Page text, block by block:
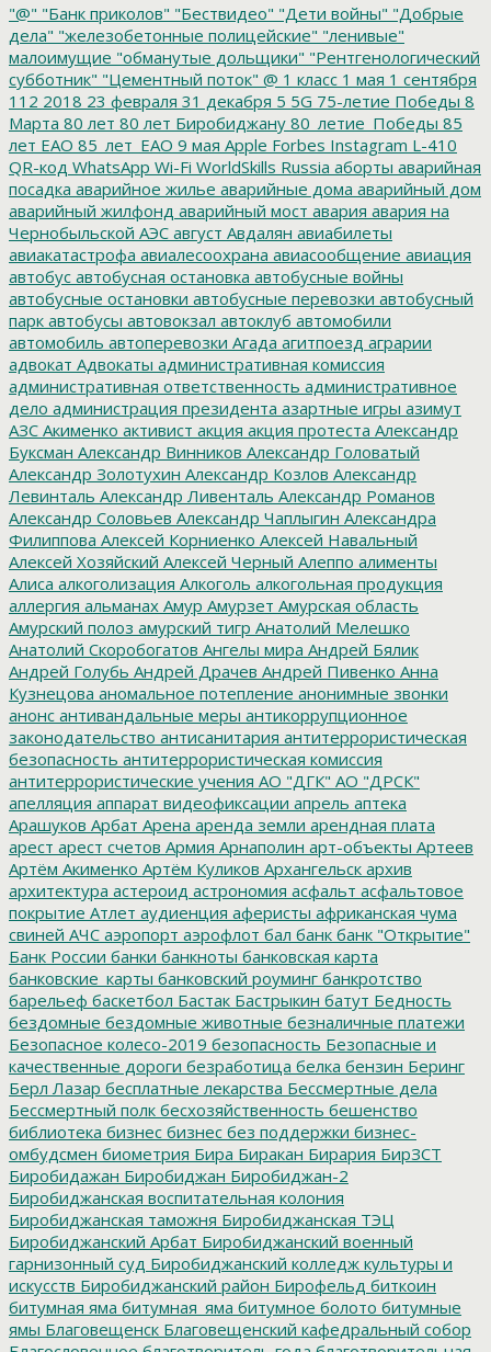
"@" "Банк приколов" "Бествидео" "Дети войны" "Добрые
дела" "железобетонные полицейские" "ленивые"
малоимущие "обманутые дольщики" "Рентгенологический
субботник" "Цементный поток" @ 1 класс 1 мая 1 сентября
112 2018 23 февраля 31 декабря 5 5G 75-летие Победы 8
Марта 80 лет 80 лет Биробиджану 80_летие_Победы 85
лет ЕАО 85_лет_ЕАО 9 мая Apple Forbes Instagram L-410
QR-код WhatsApp Wi-Fi WorldSkills Russia аборты аварийная
посадка аварийное жилье аварийные дома аварийный дом
аварийный жилфонд аварийный мост авария авария на
Чернобыльской АЭС август Авдалян авиабилеты
авиакатастрофа авиалесоохрана авиасообщение авиация
автобус автобусная остановка автобусные войны
автобусные остановки автобусные перевозки автобусный
парк автобусы автовокзал автоклуб автомобили
автомобиль автоперевозки Агада агитпоезд аграрии
адвокат Адвокаты административная комиссия
административная ответственность административное
дело администрация президента азартные игры азимут
АЗС Акименко активист акция акция протеста Александр
Буксман Александр Винников Александр Головатый
Александр Золотухин Александр Козлов Александр
Левинталь Александр Ливенталь Александр Романов
Александр Соловьев Александр Чаплыгин Александра
Филиппова Алексей Корниенко Алексей Навальный
Алексей Хозяйский Алексей Черный Алеппо алименты
Алиса алкоголизация Алкоголь алкогольная продукция
аллергия альманах Амур Амурзет Амурская область
Амурский полоз амурский тигр Анатолий Мелешко
Анатолий Скоробогатов Ангелы мира Андрей Бялик
Андрей Голубь Андрей Драчев Андрей Пивенко Анна
Кузнецова аномальное потепление анонимные звонки
анонс антивандальные меры антикоррупционное
законодательство антисанитария антитеррористическая
безопасность антитеррористическая комиссия
антитеррористические учения АО "ДГК" АО "ДРСК"
апелляция аппарат видеофиксации апрель аптека
Арашуков Арбат Арена аренда земли арендная плата
арест арест счетов Армия Арнаполин арт-объекты Артеев
Артём Акименко Артём Куликов Архангельск архив
архитектура астероид астрономия асфальт асфальтовое
покрытие Атлет аудиенция аферисты африканская чума
свиней АЧС аэропорт аэрофлот бал банк банк "Открытие"
Банк России банки банкноты банковская карта
банковские_карты банковский роуминг банкротство
барельеф баскетбол Бастак Бастрыкин батут Бедность
бездомные бездомные животные безналичные платежи
Безопасное колесо-2019 безопасность Безопасные и
качественные дороги безработица белка бензин Беринг
Берл Лазар бесплатные лекарства Бессмертные дела
Бессмертный полк бесхозяйственность бешенство
библиотека бизнес бизнес без поддержки бизнес-
омбудсмен биометрия Бира Биракан Бирария БирЗСТ
Биробидажан Биробиджан Биробиджан-2
Биробиджанская воспитательная колония
Биробиджанская таможня Биробиджанская ТЭЦ
Биробиджанский Арбат Биробиджанский военный
гарнизонный суд Биробиджанский колледж культуры и
искусств Биробиджанский район Бирофельд биткоин
битумная яма битумная_яма битумное болото битумные
ямы Благовещенск Благовещенский кафедральный собор